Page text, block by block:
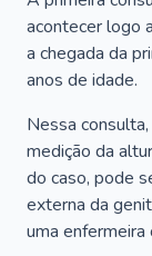
acontecer logo
a chegada da
anos de idade.
Nessa
medição da
do caso, pode
externa da
uma enfermeira